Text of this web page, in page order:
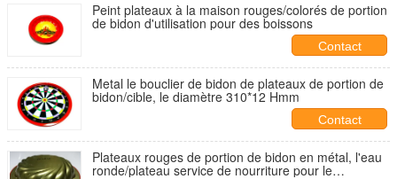
Peint plateaux à la maison rouges/colorés de portion
de bidon d'utilisation pour des boissons
Contact
Metal le bouclier de bidon de plateaux de portion de
bidon/cible, le diamètre 310*12 Hmm
Contact
Plateaux rouges de portion de bidon en métal, l'eau
ronde/plateau service de nourriture pour le